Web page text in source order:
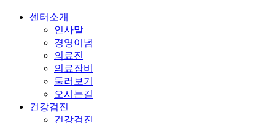
센터소개
인사말
경영이념
의료진
의료장비
둘러보기
오시는길
건강검진
건강검진